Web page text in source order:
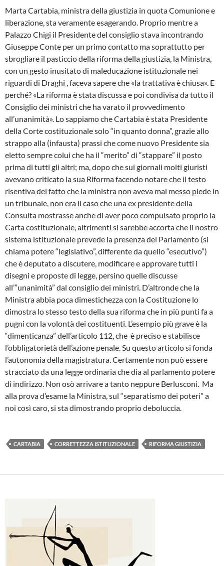
Marta Cartabia, ministra della giustizia in quota Comunione e
liberazione, sta veramente esagerando. Proprio mentre a
Palazzo Chigi il Presidente del consiglio stava incontrando
Giuseppe Conte per un primo contatto ma soprattutto per
sbrogliare il pasticcio della riforma della giustizia, la Ministra,
con un gesto inusitato di maleducazione istituzionale nei
riguardi di Draghi , faceva sapere che «la trattativa è chiusa». E
perché? «La riforma è stata discussa e poi condivisa da tutto il
Consiglio dei ministri che ha varato il provvedimento
all’unanimità». Lo sappiamo che Cartabia è stata Presidente
della Corte costituzionale solo “in quanto donna”, grazie allo
strappo alla (infausta) prassi che come nuovo Presidente sia
eletto sempre colui che ha il “merito” di “stappare” il posto
prima di tutti gli altri; ma, dopo che sui giornali molti giuristi
avevano criticato la sua Riforma facendo notare che il testo
risentiva del fatto che la ministra non aveva mai messo piede in
un tribunale, non era il caso che una ex presidente della
Consulta mostrasse anche di aver poco compulsato proprio la
Carta costituzionale, altrimenti si sarebbe accorta che il nostro
sistema istituzionale prevede la presenza del Parlamento (si
chiama potere “legislativo”, differente da quello “esecutivo”)
che è deputato a discutere, modificare e approvare tutti i
disegni e proposte di legge, persino quelle discusse
all’”unanimità” dal consiglio dei ministri. D’altronde che la
Ministra abbia poca dimestichezza con la Costituzione lo
dimostra lo stesso testo della sua riforma che in più punti fa a
pugni con la volontà dei costituenti. L’esempio più grave è la
“dimenticanza” dell’articolo 112, che è preciso e stabilisce
l’obbligatorietà dell’azione penale. Su questo articolo si fonda
l’autonomia della magistratura. Certamente non può essere
stracciato da una legge ordinaria che dia al parlamento potere
di indirizzo. Non osò arrivare a tanto neppure Berlusconi. Ma
alla prova d’esame la Ministra, sul “separatismo dei poteri” a
noi così caro, si sta dimostrando proprio deboluccia.
CARTABIA CORRETTEZZA ISTITUZIONALE RIFORMA GIUSTIZIA